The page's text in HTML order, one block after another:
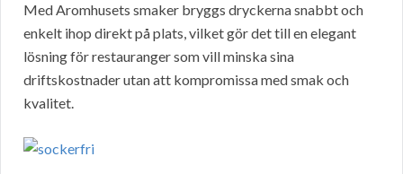
Med Aromhusets smaker bryggs dryckerna snabbt och
enkelt ihop direkt på plats, vilket gör det till en elegant
lösning för restauranger som vill minska sina
driftskostnader utan att kompromissa med smak och
kvalitet.